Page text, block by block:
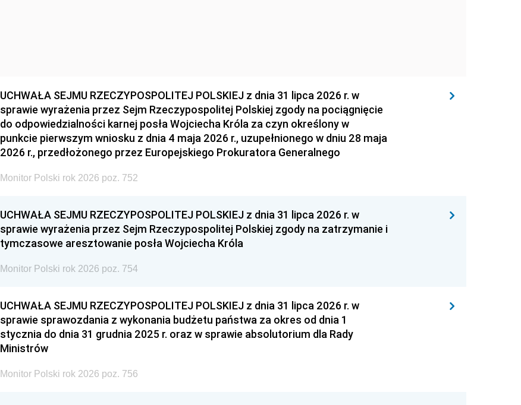
UCHWAŁA SEJMU RZECZYPOSPOLITEJ POLSKIEJ z dnia 31 lipca 2026 r. w
sprawie wyrażenia przez Sejm Rzeczypospolitej Polskiej zgody na pociągnięcie
do odpowiedzialności karnej posła Wojciecha Króla za czyn określony w
punkcie pierwszym wniosku z dnia 4 maja 2026 r., uzupełnionego w dniu 28 maja
2026 r., przedłożonego przez Europejskiego Prokuratora Generalnego
Monitor Polski rok 2026 poz. 752
UCHWAŁA SEJMU RZECZYPOSPOLITEJ POLSKIEJ z dnia 31 lipca 2026 r. w
sprawie wyrażenia przez Sejm Rzeczypospolitej Polskiej zgody na zatrzymanie i
tymczasowe aresztowanie posła Wojciecha Króla
Monitor Polski rok 2026 poz. 754
UCHWAŁA SEJMU RZECZYPOSPOLITEJ POLSKIEJ z dnia 31 lipca 2026 r. w
sprawie sprawozdania z wykonania budżetu państwa za okres od dnia 1
stycznia do dnia 31 grudnia 2025 r. oraz w sprawie absolutorium dla Rady
Ministrów
Monitor Polski rok 2026 poz. 756